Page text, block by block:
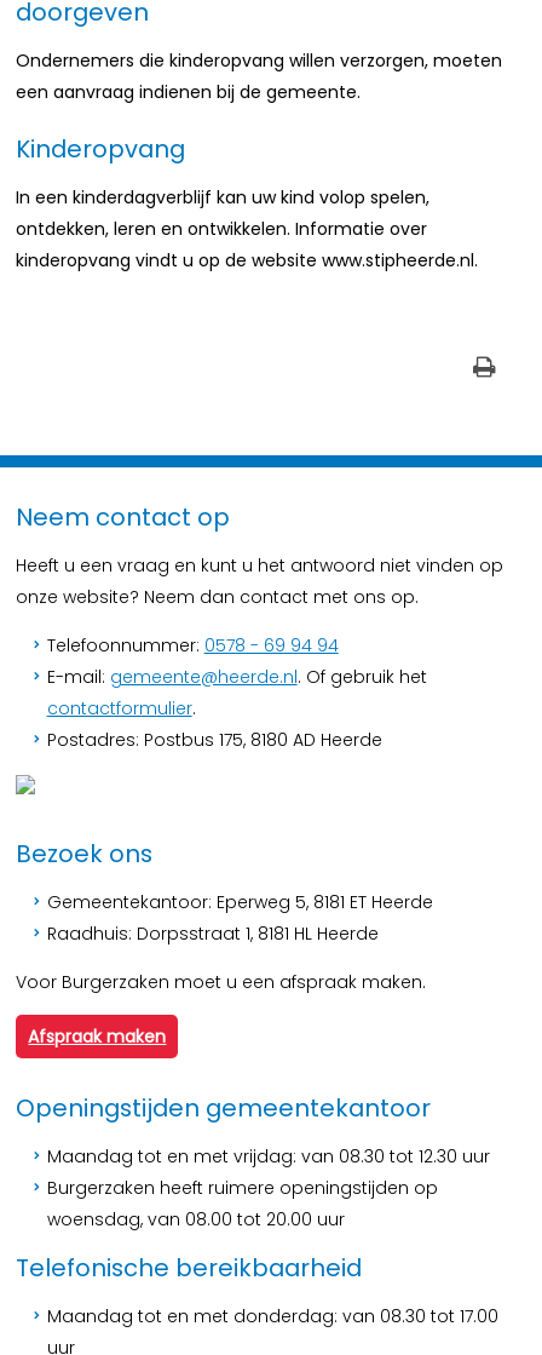
doorgeven
Ondernemers die kinderopvang willen verzorgen, moeten
een aanvraag indienen bij de gemeente.
Kinderopvang
In een kinderdagverblijf kan uw kind volop spelen,
ontdekken, leren en ontwikkelen. Informatie over
kinderopvang vindt u op de website www.stipheerde.nl.
Neem contact op
Heeft u een vraag en kunt u het antwoord niet vinden op
onze website? Neem dan contact met ons op.
Telefoonnummer: 0578 - 69 94 94
E-mail: gemeente@heerde.nl. Of gebruik het
contactformulier.
Postadres: Postbus 175, 8180 AD Heerde
Bezoek ons
Gemeentekantoor: Eperweg 5, 8181 ET Heerde
Raadhuis: Dorpsstraat 1, 8181 HL Heerde
Voor Burgerzaken moet u een afspraak maken.
Afspraak maken
Openingstijden gemeentekantoor
Maandag tot en met vrijdag: van 08.30 tot 12.30 uur
Burgerzaken heeft ruimere openingstijden op
woensdag, van 08.00 tot 20.00 uur
Telefonische bereikbaarheid
Maandag tot en met donderdag: van 08.30 tot 17.00
uur